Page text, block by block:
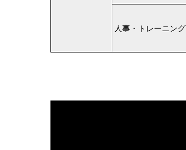
人事・トレーニング